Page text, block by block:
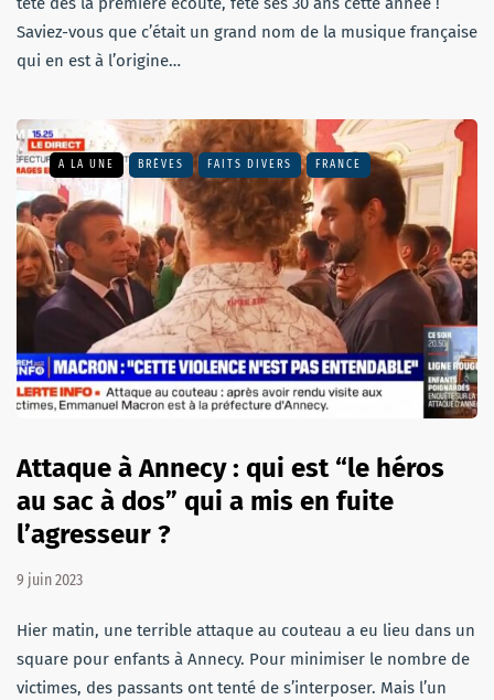
Saviez-vous que c’était un grand nom de la musique française
qui en est à l’origine…
A LA UNE BRÈVES FAITS DIVERS FRANCE
Attaque à Annecy : qui est “le héros
au sac à dos” qui a mis en fuite
l’agresseur ?
9 juin 2023
Hier matin, une terrible attaque au couteau a eu lieu dans un
square pour enfants à Annecy. Pour minimiser le nombre de
victimes, des passants ont tenté de s’interposer. Mais l’un